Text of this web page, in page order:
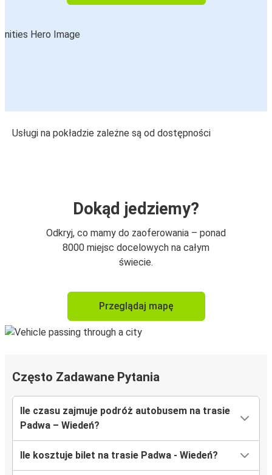
Usługi na pokładzie zależne są od dostępności
Dokąd jedziemy?
Odkryj, co mamy do zaoferowania – ponad
8000 miejsc docelowych na całym
świecie.
Przeglądaj mapę
Często Zadawane Pytania
Ile czasu zajmuje podróż autobusem na trasie
Padwa – Wiedeń?
Ile kosztuje bilet na trasie Padwa - Wiedeń?